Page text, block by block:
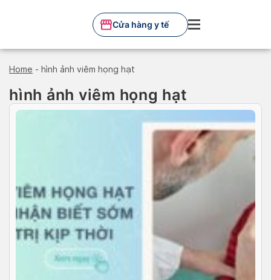
Cửa hàng y tế
Home - hình ảnh viêm họng hạt
hình ảnh viêm họng hạt